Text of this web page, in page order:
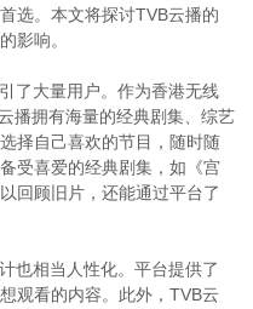
选。本文将探讨TVB云播的
影响。
了大量用户。作为香港无线
播拥有海量的经典剧集、综艺
择自己喜欢的节目，随时随
受喜爱的经典剧集，如《宫
回顾旧片，还能通过平台了
也相当人性化。平台提供了
观看的内容。此外，TVB云